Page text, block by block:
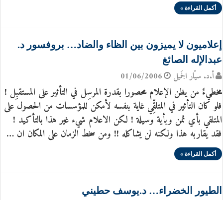
أكمل القراءة »
إعلاميون لا يميزون بين الظاء والضاد… بروفسور د.
عبدالإله الصائغ
أ.د. سيّار الجَميل 01/06/2006
مخطيءٌ من يظن الإعلام محصورا بقدرة المرسِل في التأثير على المستقبِل !
فلو كان التأثير في المتلقِّي غاية بنفسه لأمكن للمؤسسات من الحصول على
المتلقي بأي ثمن وبأية وسيلة ! لكن الاعلام شيء غير هذا بالتأكيد !
فقد يقاربه هذا ولكنه لن يشاكله !! ومن سخط الزمان على المكان ان …
أكمل القراءة »
الطيور الخضراء… د.يوسف حطيني